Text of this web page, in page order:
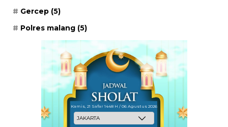
Gercep (5)
Polres malang (5)
Kamis, 21 Safar 1448 H / 06 Agustus 2026